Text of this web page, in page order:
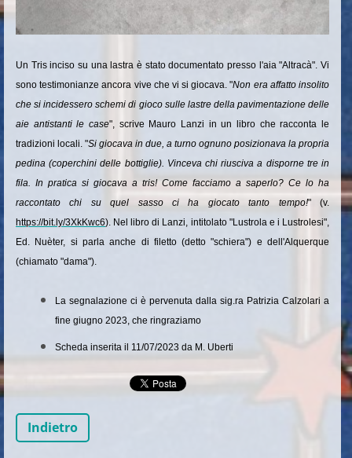
Un Tris inciso su una lastra è stato documentato presso l'aia "Altracà". Vi
sono testimonianze ancora vive che vi si giocava. "Non era affatto insolito
che si incidessero schemi di gioco sulle lastre della pavimentazione delle
aie antistanti le case", scrive Mauro Lanzi in un libro che racconta le
tradizioni locali. "Si giocava in due, a turno ognuno posizionava la propria
pedina (coperchini delle bottiglie). Vinceva chi riusciva a disporne tre in
fila. In pratica si giocava a tris! Come facciamo a saperlo? Ce lo ha
raccontato chi su quel sasso ci ha giocato tanto tempo!" (v.
https://bit.ly/3XkKwc6). Nel libro di Lanzi, intitolato "Lustrola e i Lustrolesi",
Ed. Nuèter, si parla anche di filetto (detto "schiera") e dell'Alquerque
(chiamato "dama").
La segnalazione ci è pervenuta dalla sig.ra Patrizia Calzolari a
fine giugno 2023, che ringraziamo
Scheda inserita il 11/07/2023 da M. Uberti
Indietro